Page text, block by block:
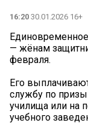
16:20 30.01.2026 16+
— жёнам
февраля.
Его
службу по
училища или на
учебного